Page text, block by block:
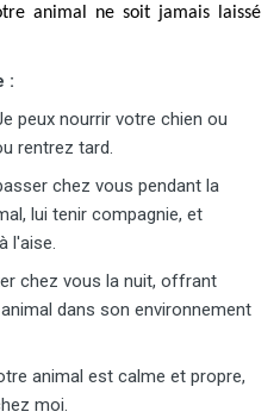
animal ne soit jamais laissé
:
peux nourrir votre chien ou
rentrez tard.
chez vous pendant la
lui tenir compagnie, et
l'aise.
chez vous la nuit, offrant
dans son environnement
animal est calme et propre,
moi.